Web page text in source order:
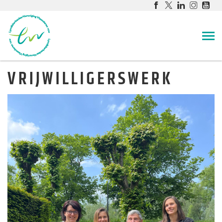
VRIJWILLIGERSWERK